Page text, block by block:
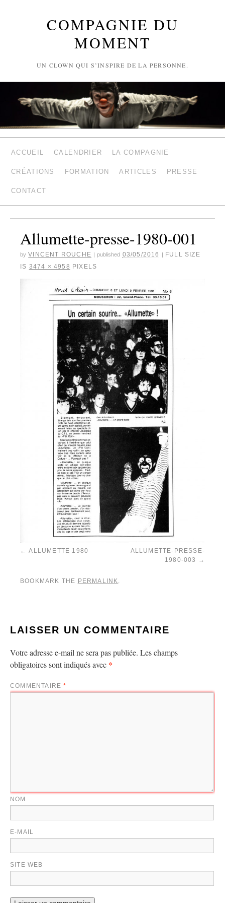
COMPAGNIE DU
MOMENT
UN CLOWN QUI S’INSPIRE DE LA PERSONNE.
ACCUEIL CALENDRIER LA COMPAGNIE
CRÉATIONS FORMATION ARTICLES PRESSE
CONTACT
Allumette-presse-1980-001
by VINCENT ROUCHE published 03/05/2016
FULL SIZE
IS 3474 × 4958 PIXELS
ALLUMETTE 1980
ALLUMETTE-PRESSE-
1980-003
BOOKMARK THE PERMALINK.
LAISSER UN COMMENTAIRE
Votre adresse e-mail ne sera pas publiée. Les champs
obligatoires sont indiqués avec *
COMMENTAIRE*
NOM
E-MAIL
SITE WEB